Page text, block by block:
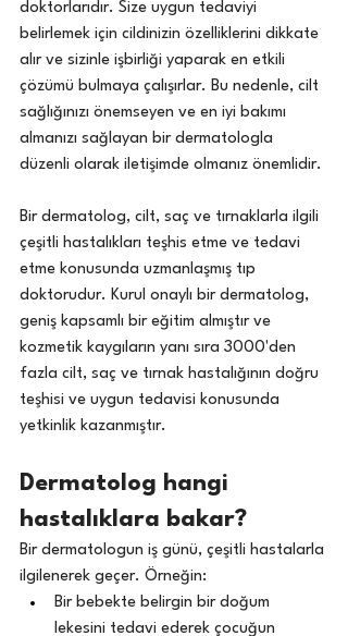
doktorlarıdır. Size uygun tedaviyi
belirlemek için cildinizin özelliklerini dikkate
alır ve sizinle işbirliği yaparak en etkili
çözümü bulmaya çalışırlar. Bu nedenle, cilt
sağlığınızı önemseyen ve en iyi bakımı
almanızı sağlayan bir dermatologla
düzenli olarak iletişimde olmanız önemlidir.
Bir dermatolog, cilt, saç ve tırnaklarla ilgili
çeşitli hastalıkları teşhis etme ve tedavi
etme konusunda uzmanlaşmış tıp
doktorudur. Kurul onaylı bir dermatolog,
geniş kapsamlı bir eğitim almıştır ve
kozmetik kaygıların yanı sıra 3000'den
fazla cilt, saç ve tırnak hastalığının doğru
teşhisi ve uygun tedavisi konusunda
yetkinlik kazanmıştır.
Dermatolog hangi
hastalıklara bakar?
Bir dermatologun iş günü, çeşitli hastalarla
ilgilenerek geçer. Örneğin:
Bir bebekte belirgin bir doğum
lekesini tedavi ederek çocuğun